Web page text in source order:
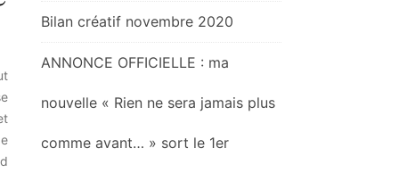
Bilan créatif novembre 2020
ANNONCE OFFICIELLE : ma
nouvelle « Rien ne sera jamais plus
comme avant… » sort le 1er